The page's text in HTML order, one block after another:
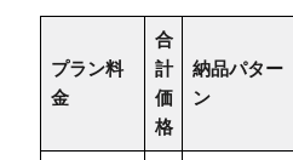
プラン料
金
合
計
価
格
納品パター
ン